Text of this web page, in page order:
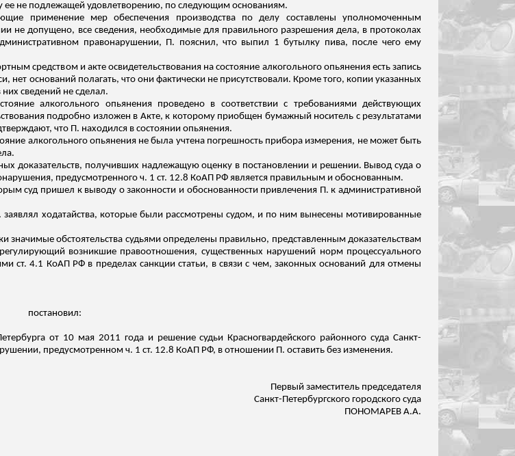
не подлежащей удовлетворению, по следующим основаниям.
применение мер обеспечения производства по делу составлены уполномоченным
не допущено, все сведения, необходимые для правильного разрешения дела, в протоколах
правонарушении, П. пояснил, что выпил 1 бутылку пива, после чего ему
средством и акте освидетельствования на состояние алкогольного опьянения есть запись
оснований полагать, что они фактически не присутствовали. Кроме того, копии указанных
сведений не сделал.
алкогольного опьянения проведено в соответствии с требованиями действующих
подробно изложен в Акте, к которому приобщен бумажный носитель с результатами
что П. находился в состоянии опьянения.
алкогольного опьянения не была учтена погрешность прибора измерения, не может быть
доказательств, получивших надлежащую оценку в постановлении и решении. Вывод суда о
предусмотренного ч. 1 ст. 12.8 КоАП РФ является правильным и обоснованным.
суд пришел к выводу о законности и обоснованности привлечения П. к административной
ходатайства, которые были рассмотрены судом, и по ним вынесены мотивированные
обстоятельства судьями определены правильно, представленным доказательствам
возникшие правоотношения, существенных нарушений норм процессуального
ст. 4.1 КоАП РФ в пределах санкции статьи, в связи с чем, законных оснований для отмены
постановил:
от 10 мая 2011 года и решение судьи Красногвардейского районного суда Санкт-
предусмотренном ч. 1 ст. 12.8 КоАП РФ, в отношении П. оставить без изменения.
Первый заместитель председателя
Санкт-Петербургского городского суда
ПОНОМАРЕВ А.А.